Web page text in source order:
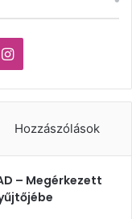
Instagram
Hozzászólások
– Megérkezett